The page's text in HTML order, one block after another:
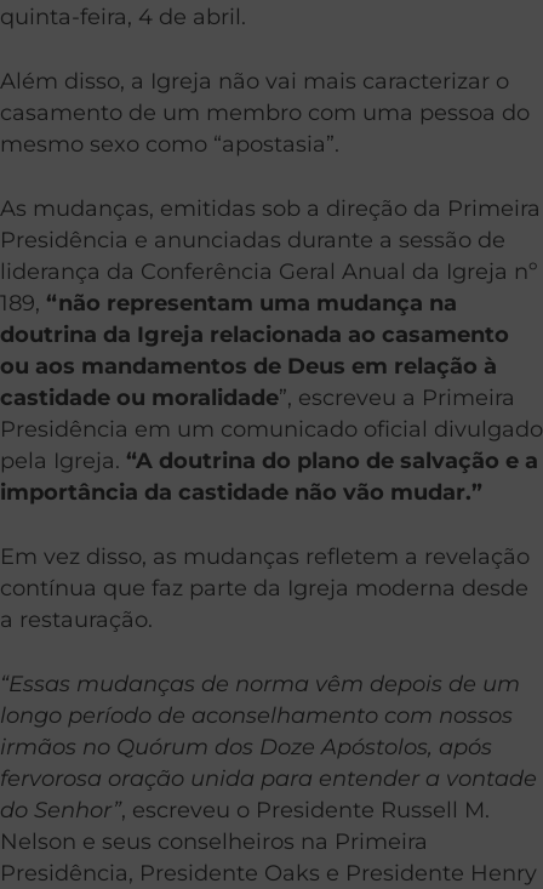
quinta-feira, 4 de abril.
Além disso, a Igreja não vai mais caracterizar o
casamento de um membro com uma pessoa do
mesmo sexo como “apostasia”.
As mudanças, emitidas sob a direção da Primeira
Presidência e anunciadas durante a sessão de
liderança da Conferência Geral Anual da Igreja nº
189, “não representam uma mudança na
doutrina da Igreja relacionada ao casamento
ou aos mandamentos de Deus em relação à
castidade ou moralidade”, escreveu a Primeira
Presidência em um comunicado oficial divulgado
pela Igreja. “A doutrina do plano de salvação e a
importância da castidade não vão mudar.”
Em vez disso, as mudanças refletem a revelação
contínua que faz parte da Igreja moderna desde
a restauração.
“Essas mudanças de norma vêm depois de um
longo período de aconselhamento com nossos
irmãos no Quórum dos Doze Apóstolos, após
fervorosa oração unida para entender a vontade
do Senhor”, escreveu o Presidente Russell M.
Nelson e seus conselheiros na Primeira
Presidência, Presidente Oaks e Presidente Henry